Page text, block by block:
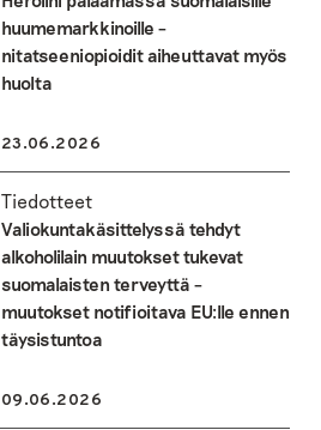
huumemarkkinoille –
nitatseeniopioidit aiheuttavat myös
huolta
23.06.2026
Tiedotteet
Valiokuntakäsittelyssä tehdyt
alkoholilain muutokset tukevat
suomalaisten terveyttä –
muutokset notifioitava EU:lle ennen
täysistuntoa
09.06.2026